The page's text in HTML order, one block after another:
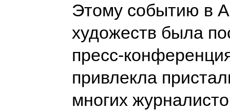
Этому событию в
художеств была
пресс-
привлекла
многих